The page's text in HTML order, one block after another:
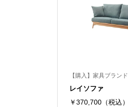
【購入】家具ブランド
レイソファ
￥370,700（税込）